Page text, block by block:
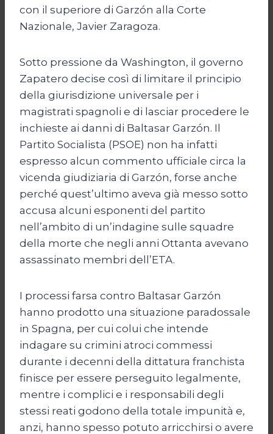
con il superiore di Garzón alla Corte
Nazionale, Javier Zaragoza.
Sotto pressione da Washington, il governo
Zapatero decise così di limitare il principio
della giurisdizione universale per i
magistrati spagnoli e di lasciar procedere le
inchieste ai danni di Baltasar Garzón. Il
Partito Socialista (PSOE) non ha infatti
espresso alcun commento ufficiale circa la
vicenda giudiziaria di Garzón, forse anche
perché quest’ultimo aveva già messo sotto
accusa alcuni esponenti del partito
nell’ambito di un’indagine sulle squadre
della morte che negli anni Ottanta avevano
assassinato membri dell’ETA.
I processi farsa contro Baltasar Garzón
hanno prodotto una situazione paradossale
in Spagna, per cui colui che intende
indagare su crimini atroci commessi
durante i decenni della dittatura franchista
finisce per essere perseguito legalmente,
mentre i complici e i responsabili degli
stessi reati godono della totale impunità e,
anzi, hanno spesso potuto arricchirsi o avere